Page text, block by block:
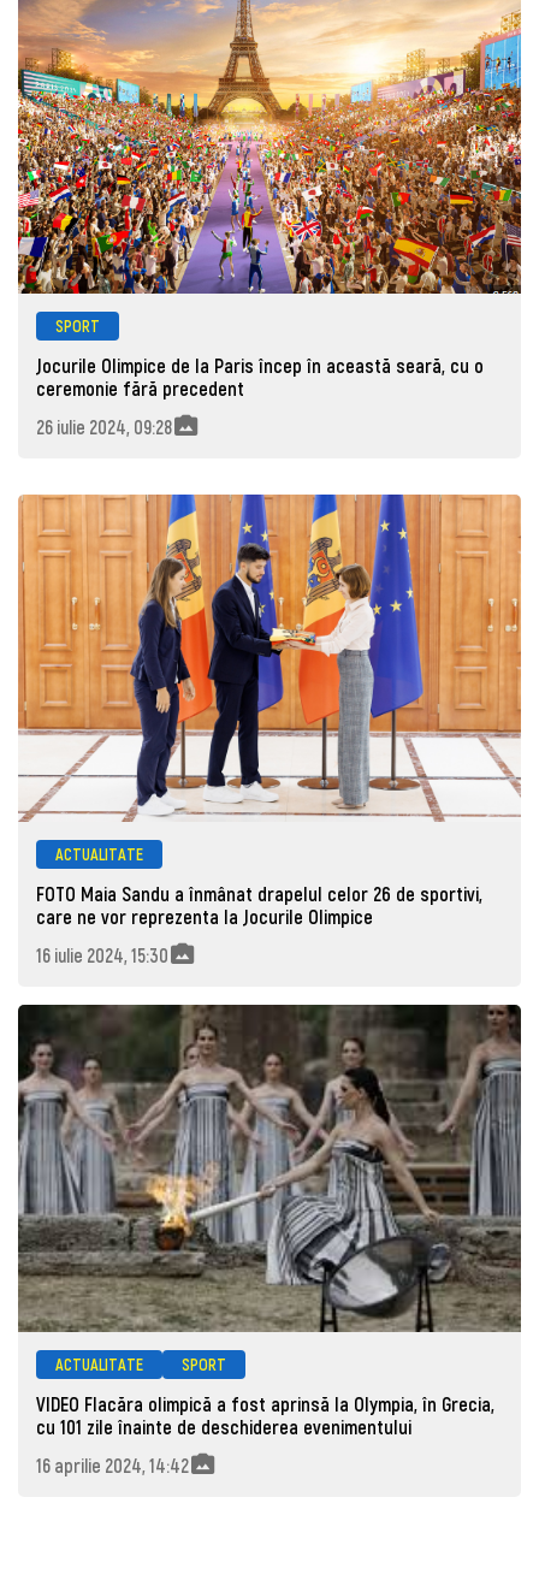
SPORT
Jocurile Olimpice de la Paris încep în această seară, cu o
ceremonie fără precedent
26 iulie 2024, 09:28
ACTUALITATE
FOTO Maia Sandu a înmânat drapelul celor 26 de sportivi,
care ne vor reprezenta la Jocurile Olimpice
16 iulie 2024, 15:30
ACTUALITATE SPORT
VIDEO Flacăra olimpică a fost aprinsă la Olympia, în Grecia,
cu 101 zile înainte de deschiderea evenimentului
16 aprilie 2024, 14:42